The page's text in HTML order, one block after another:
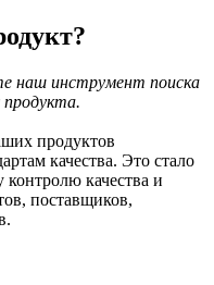
наш инструмент поиска
продукта.
продуктов
качества. Это стало
качества и
поставщиков,